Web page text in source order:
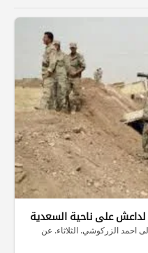
على ناحية السعدية
احمد الزركوشي. الثلاثاء. عن